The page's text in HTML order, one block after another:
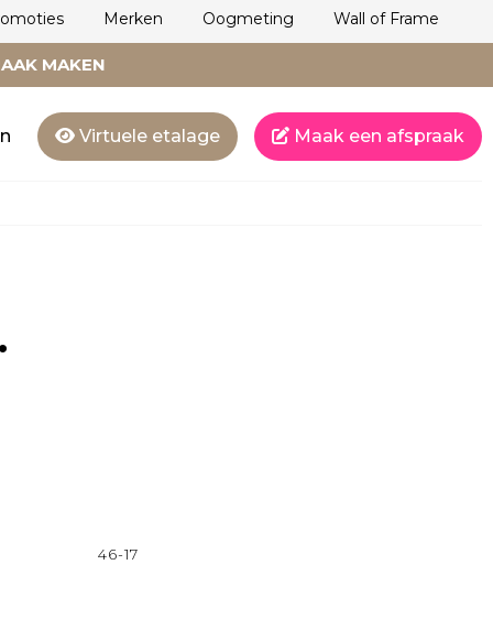
Merken Oogmeting Wall of Frame
MAKEN
Virtuele etalage Maak een afspraak
46-17